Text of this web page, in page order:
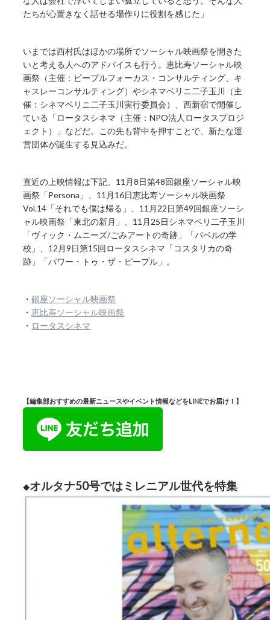
たちが心置きなく話せる場作りに役割を感じた」
いまでは西村氏はほかの場所でソーシャル映画祭を開きた
いと考える人へのアドバイスも行う。恵比寿ソーシャル映
画祭（主催：ピープルフォーカス・コンサルティング、キ
ャスレーコンサルティング）やシネマベリニ二子玉川（主
催：シネマベリニ二子玉川実行委員会）、西新宿で開催し
ている「ロータスシネマ（主催：NPO法人ロータスプロジ
ェクト）」などだ。この先も背中を押すことで、新たな運
営団体が誕生する見込みだ。
直近の上映情報は下記。11月8日第48回銀座ソーシャル映
画祭「Persona」、11月16日恵比寿ソーシャル映画祭
Vol.14「それでも僕は帰る」、11月22日第49回銀座ソーシ
ャル映画祭「東北の新月」、11月25日シネマベリ二子玉川
「ヴィック・ムニーズ/ごみアートの奇跡」「バベルの学
校」、12月9日第15回ロータスシネマ「コスタリカの奇
跡」「パワー・トゥ・ザ・ピープル」。
・銀座ソーシャル映画祭
・恵比寿ソーシャル映画祭
・ ロータスシネマ
【編集部おすすめの最新ニュースやイベント情報などをLINEでお届け！】
◆オルタナ50号ではミレニアル世代を特集